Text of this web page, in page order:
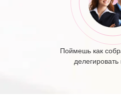
Поймешь как